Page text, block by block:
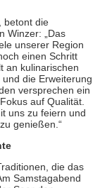
betont die
Winzer: „Das
unserer Region
einen Schritt
an kulinarischen
die Erweiterung
versprechen ein
auf Qualität.
uns zu feiern und
genießen.“
die das
Samstagabend